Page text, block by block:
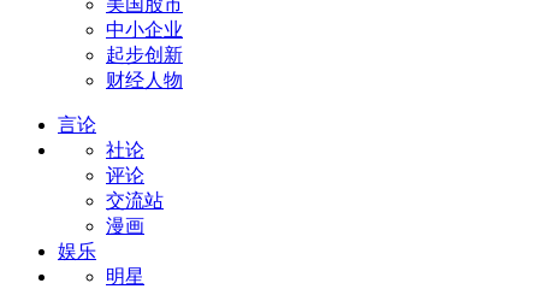
美国股市
中小企业
起步创新
财经人物
言论
社论
评论
交流站
漫画
娱乐
明星